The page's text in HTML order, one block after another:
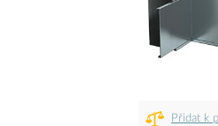
Přidat k